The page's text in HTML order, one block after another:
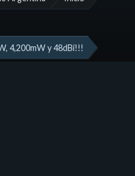
4,200mW y 48dBi!!!